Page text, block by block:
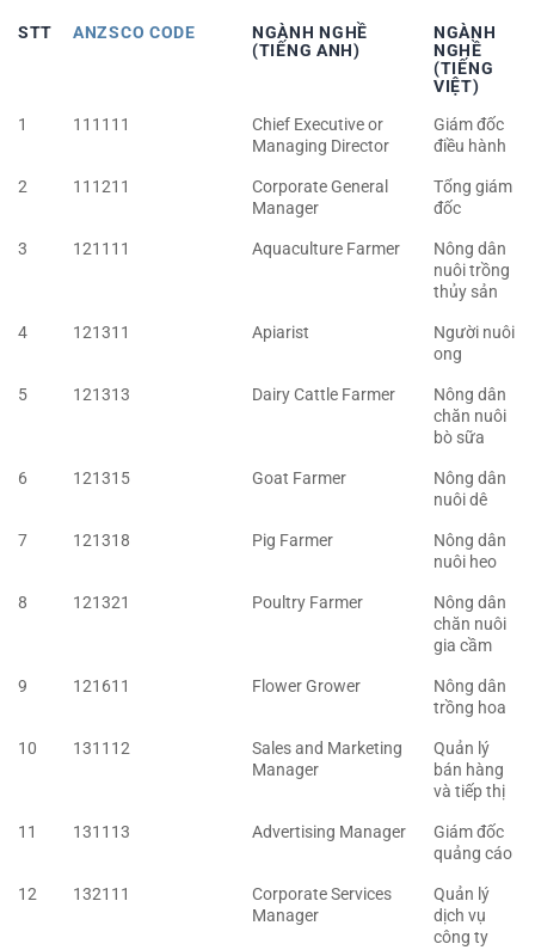
STT ANZSCO CODE
NGÀNH NGHỀ
(TIẾNG ANH)
NGÀNH
NGHỀ
(TIẾNG
VIỆT)
1
111111
Chief Executive or
Managing Director
Giám đốc
điều hành
2
111211
Corporate General
Manager
Tổng giám
đốc
3
121111 Aquaculture Farmer
Nông dân
nuôi trồng
thủy sản
4
121311 Apiarist
Người nuôi
ong
5
121313 Dairy Cattle Farmer
Nông dân
chăn nuôi
bò sữa
6
121315 Goat Farmer
Nông dân
nuôi dê
7
121318 Pig Farmer
Nông dân
nuôi heo
8
121321 Poultry Farmer
Nông dân
chăn nuôi
gia cầm
9
121611 Flower Grower
Nông dân
trồng hoa
10
131112
Sales and Marketing
Manager
Quản lý
bán hàng
và tiếp thị
11
131113 Advertising Manager
Giám đốc
quảng cáo
12
132111
Corporate Services
Manager
Quản lý
dịch vụ
công ty